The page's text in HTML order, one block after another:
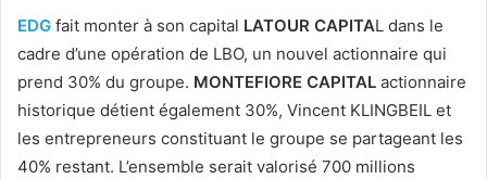
EDG fait monter à son capital LATOUR CAPITAL dans le
cadre d’une opération de LBO, un nouvel actionnaire qui
prend 30% du groupe. MONTEFIORE CAPITAL actionnaire
historique détient également 30%, Vincent KLINGBEIL et
les entrepreneurs constituant le groupe se partageant les
40% restant. L’ensemble serait valorisé 700 millions